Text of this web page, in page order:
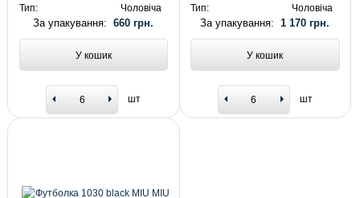
Тип:
Чоловіча
За упакування:660 грн.
У кошик
шт
Тип:
Чоловіча
За упакування:1 170 грн.
У кошик
шт